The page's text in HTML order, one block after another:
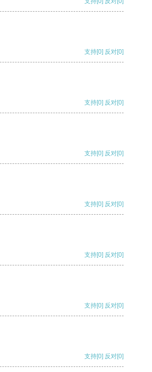
支持[0] 反对[0]
支持[0] 反对[0]
支持[0] 反对[0]
支持[0] 反对[0]
支持[0] 反对[0]
支持[0] 反对[0]
支持[0] 反对[0]